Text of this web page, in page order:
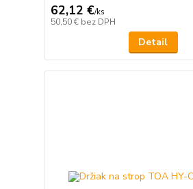
62,12 €/ks
50,50 € bez DPH
Detail